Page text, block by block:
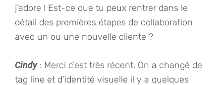
j’adore ! Est-ce que tu peux rentrer dans le
détail des premières étapes de collaboration
avec un ou une nouvelle cliente ?
Cindy: Merci c’est très récent. On a changé de
tag line et d’identité visuelle il y a quelques